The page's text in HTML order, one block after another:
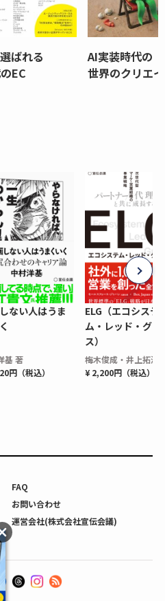
ばれる
EC
AI実装時代の
世界のクリエ
ない人はうま
基 著
円（税込）
ELG（エコシステ
ム・レッド・グロ
ス）
梅木俊成・井上拓海
¥ 2,200円（税込）
FAQ
お問い合わせ
運営会社(株式会社宣伝会議)